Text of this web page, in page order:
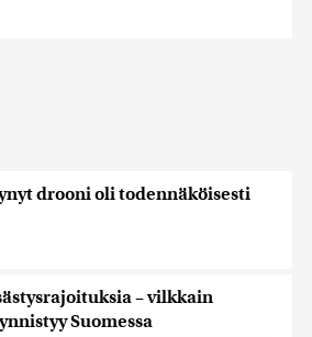
drooni oli todennäköisesti
– vilkkain
Suomessa